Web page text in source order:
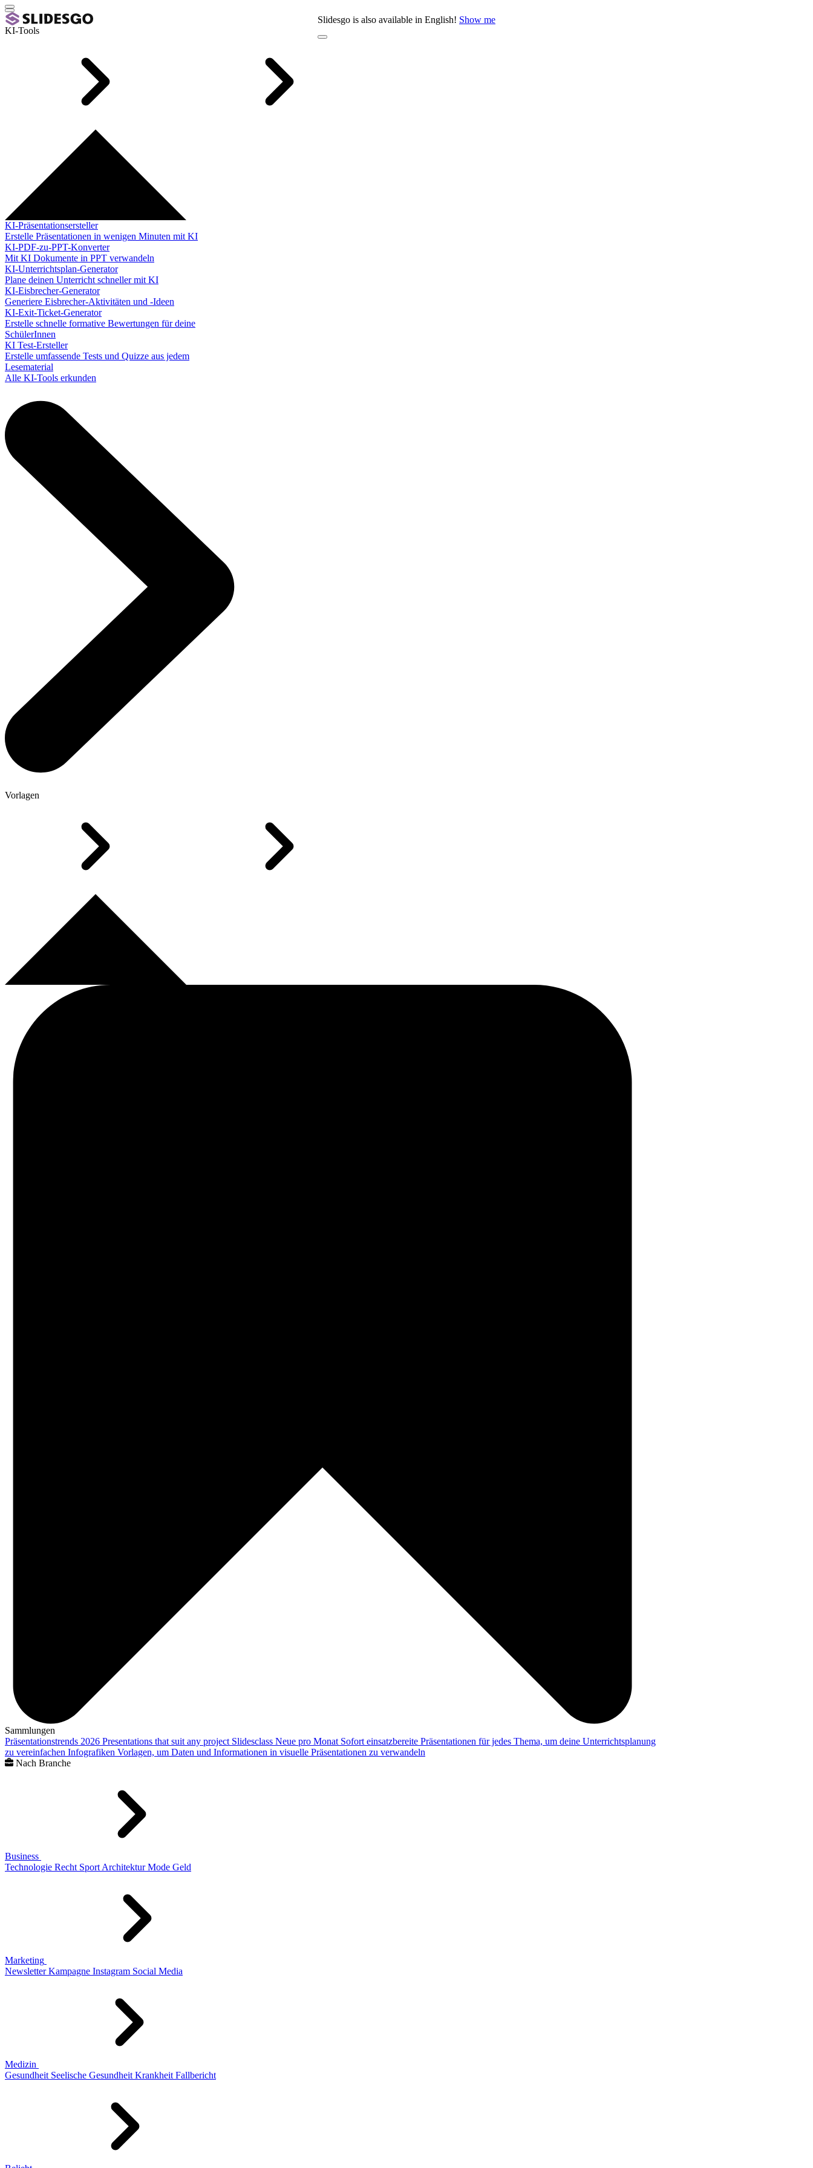
Slidesgo is also available in English! Show me
KI-Tools
KI-Präsentationsersteller
Erstelle Präsentationen in wenigen Minuten mit KI
KI-PDF-zu-PPT-Konverter
Mit KI Dokumente in PPT verwandeln
KI-Unterrichtsplan-Generator
Plane deinen Unterricht schneller mit KI
KI-Eisbrecher-Generator
Generiere Eisbrecher-Aktivitäten und -Ideen
KI-Exit-Ticket-Generator
Erstelle schnelle formative Bewertungen für deine
SchülerInnen
KI Test-Ersteller
Erstelle umfassende Tests und Quizze aus jedem
Lesematerial
Alle KI-Tools erkunden
Vorlagen
Sammlungen
Präsentationstrends 2026 Presentations that suit any project Slidesclass Neue pro Monat Sofort einsatzbereite Präsentationen für jedes Thema, um deine Unterrichtsplanung
zu vereinfachen Infografiken Vorlagen, um Daten und Informationen in visuelle Präsentationen zu verwandeln
Nach Branche
Business
Technologie Recht Sport Architektur Mode Geld
Marketing
Newsletter Kampagne Instagram Social Media
Medizin
Gesundheit Seelische Gesundheit Krankheit Fallbericht